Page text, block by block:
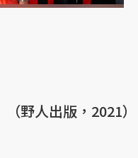
（野人出版，2021）